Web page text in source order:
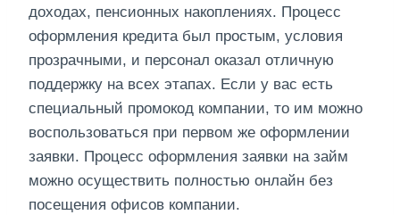
доходах, пенсионных накоплениях. Процесс
оформления кредита был простым, условия
прозрачными, и персонал оказал отличную
поддержку на всех этапах. Если у вас есть
специальный промокод компании, то им можно
воспользоваться при первом же оформлении
заявки. Процесс оформления заявки на займ
можно осуществить полностью онлайн без
посещения офисов компании.